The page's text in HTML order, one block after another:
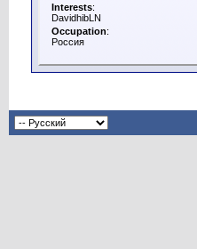
Interests:
DavidhibLN
Occupation:
Россия